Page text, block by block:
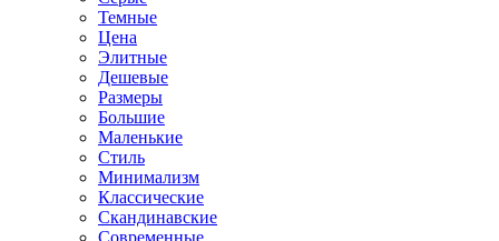
Темные
Цена
Элитные
Дешевые
Размеры
Большие
Маленькие
Стиль
Минимализм
Классические
Скандинавские
Современные